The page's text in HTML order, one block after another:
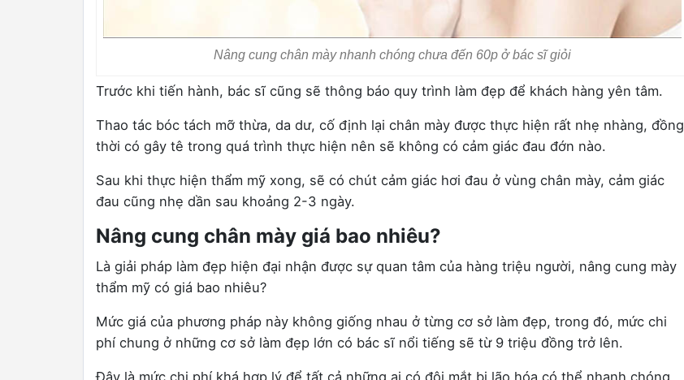
Nâng cung chân mày nhanh chóng chưa đến 60p ở bác sĩ giỏi
Trước khi tiến hành, bác sĩ cũng sẽ thông báo quy trình làm đẹp để khách hàng yên tâm.
Thao tác bóc tách mỡ thừa, da dư, cố định lại chân mày được thực hiện rất nhẹ nhàng, đồng
thời có gây tê trong quá trình thực hiện nên sẽ không có cảm giác đau đớn nào.
Sau khi thực hiện thẩm mỹ xong, sẽ có chút cảm giác hơi đau ở vùng chân mày, cảm giác
đau cũng nhẹ dần sau khoảng 2-3 ngày.
Nâng cung chân mày giá bao nhiêu?
Là giải pháp làm đẹp hiện đại nhận được sự quan tâm của hàng triệu người, nâng cung mày
thẩm mỹ có giá bao nhiêu?
Mức giá của phương pháp này không giống nhau ở từng cơ sở làm đẹp, trong đó, mức chi
phí chung ở những cơ sở làm đẹp lớn có bác sĩ nổi tiếng sẽ từ 9 triệu đồng trở lên.